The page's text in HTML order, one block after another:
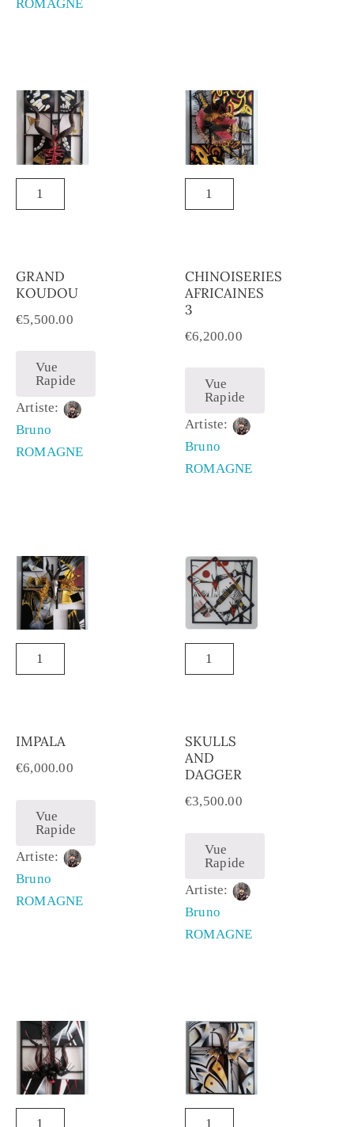
ROMAGNE
GRAND
KOUDOU
€5,500.00
Vue
Rapide
Artiste:
Bruno
ROMAGNE
CHINOISERIES
AFRICAINES
3
€6,200.00
Vue
Rapide
Artiste:
Bruno
ROMAGNE
IMPALA
€6,000.00
Vue
Rapide
Artiste:
Bruno
ROMAGNE
SKULLS
AND
DAGGER
€3,500.00
Vue
Rapide
Artiste:
Bruno
ROMAGNE